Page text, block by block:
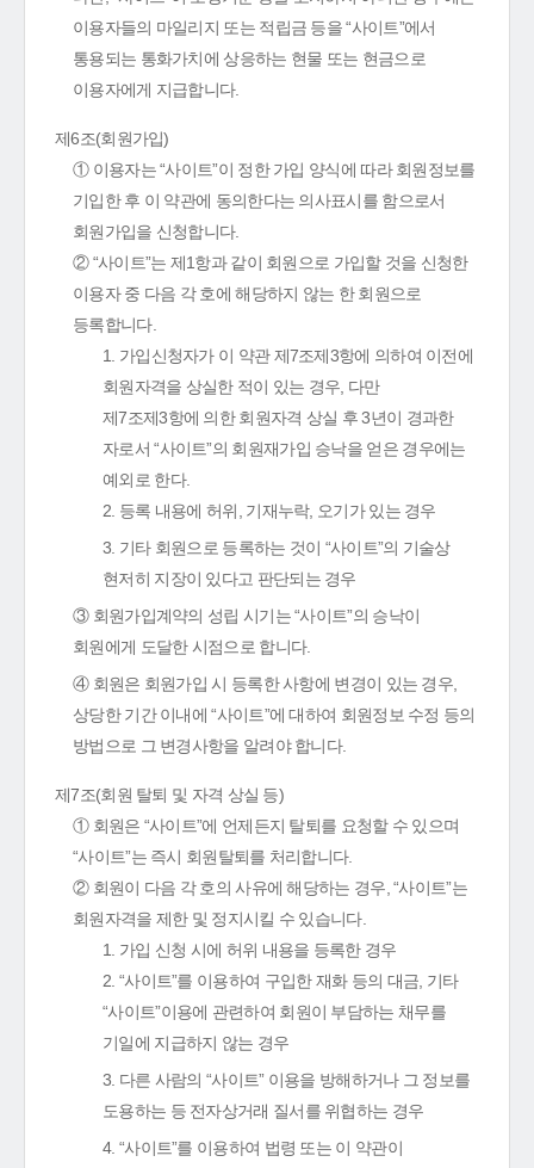
이용자들의 마일리지 또는 적립금 등을 “사이트”에서
통용되는 통화가치에 상응하는 현물 또는 현금으로
이용자에게 지급합니다.
제6조(회원가입)
① 이용자는 “사이트”이 정한 가입 양식에 따라 회원정보를
기입한 후 이 약관에 동의한다는 의사표시를 함으로서
회원가입을 신청합니다.
② “사이트”는 제1항과 같이 회원으로 가입할 것을 신청한
이용자 중 다음 각 호에 해당하지 않는 한 회원으로
등록합니다.
1. 가입신청자가 이 약관 제7조제3항에 의하여 이전에
회원자격을 상실한 적이 있는 경우, 다만
제7조제3항에 의한 회원자격 상실 후 3년이 경과한
자로서 “사이트”의 회원재가입 승낙을 얻은 경우에는
예외로 한다.
2. 등록 내용에 허위, 기재누락, 오기가 있는 경우
3. 기타 회원으로 등록하는 것이 “사이트”의 기술상
현저히 지장이 있다고 판단되는 경우
③ 회원가입계약의 성립 시기는 “사이트”의 승낙이
회원에게 도달한 시점으로 합니다.
④ 회원은 회원가입 시 등록한 사항에 변경이 있는 경우,
상당한 기간 이내에 “사이트”에 대하여 회원정보 수정 등의
방법으로 그 변경사항을 알려야 합니다.
제7조(회원 탈퇴 및 자격 상실 등)
① 회원은 “사이트”에 언제든지 탈퇴를 요청할 수 있으며
“사이트”는 즉시 회원탈퇴를 처리합니다.
② 회원이 다음 각 호의 사유에 해당하는 경우, “사이트”는
회원자격을 제한 및 정지시킬 수 있습니다.
1. 가입 신청 시에 허위 내용을 등록한 경우
2. “사이트”를 이용하여 구입한 재화 등의 대금, 기타
“사이트”이용에 관련하여 회원이 부담하는 채무를
기일에 지급하지 않는 경우
3. 다른 사람의 “사이트” 이용을 방해하거나 그 정보를
도용하는 등 전자상거래 질서를 위협하는 경우
4. “사이트”를 이용하여 법령 또는 이 약관이